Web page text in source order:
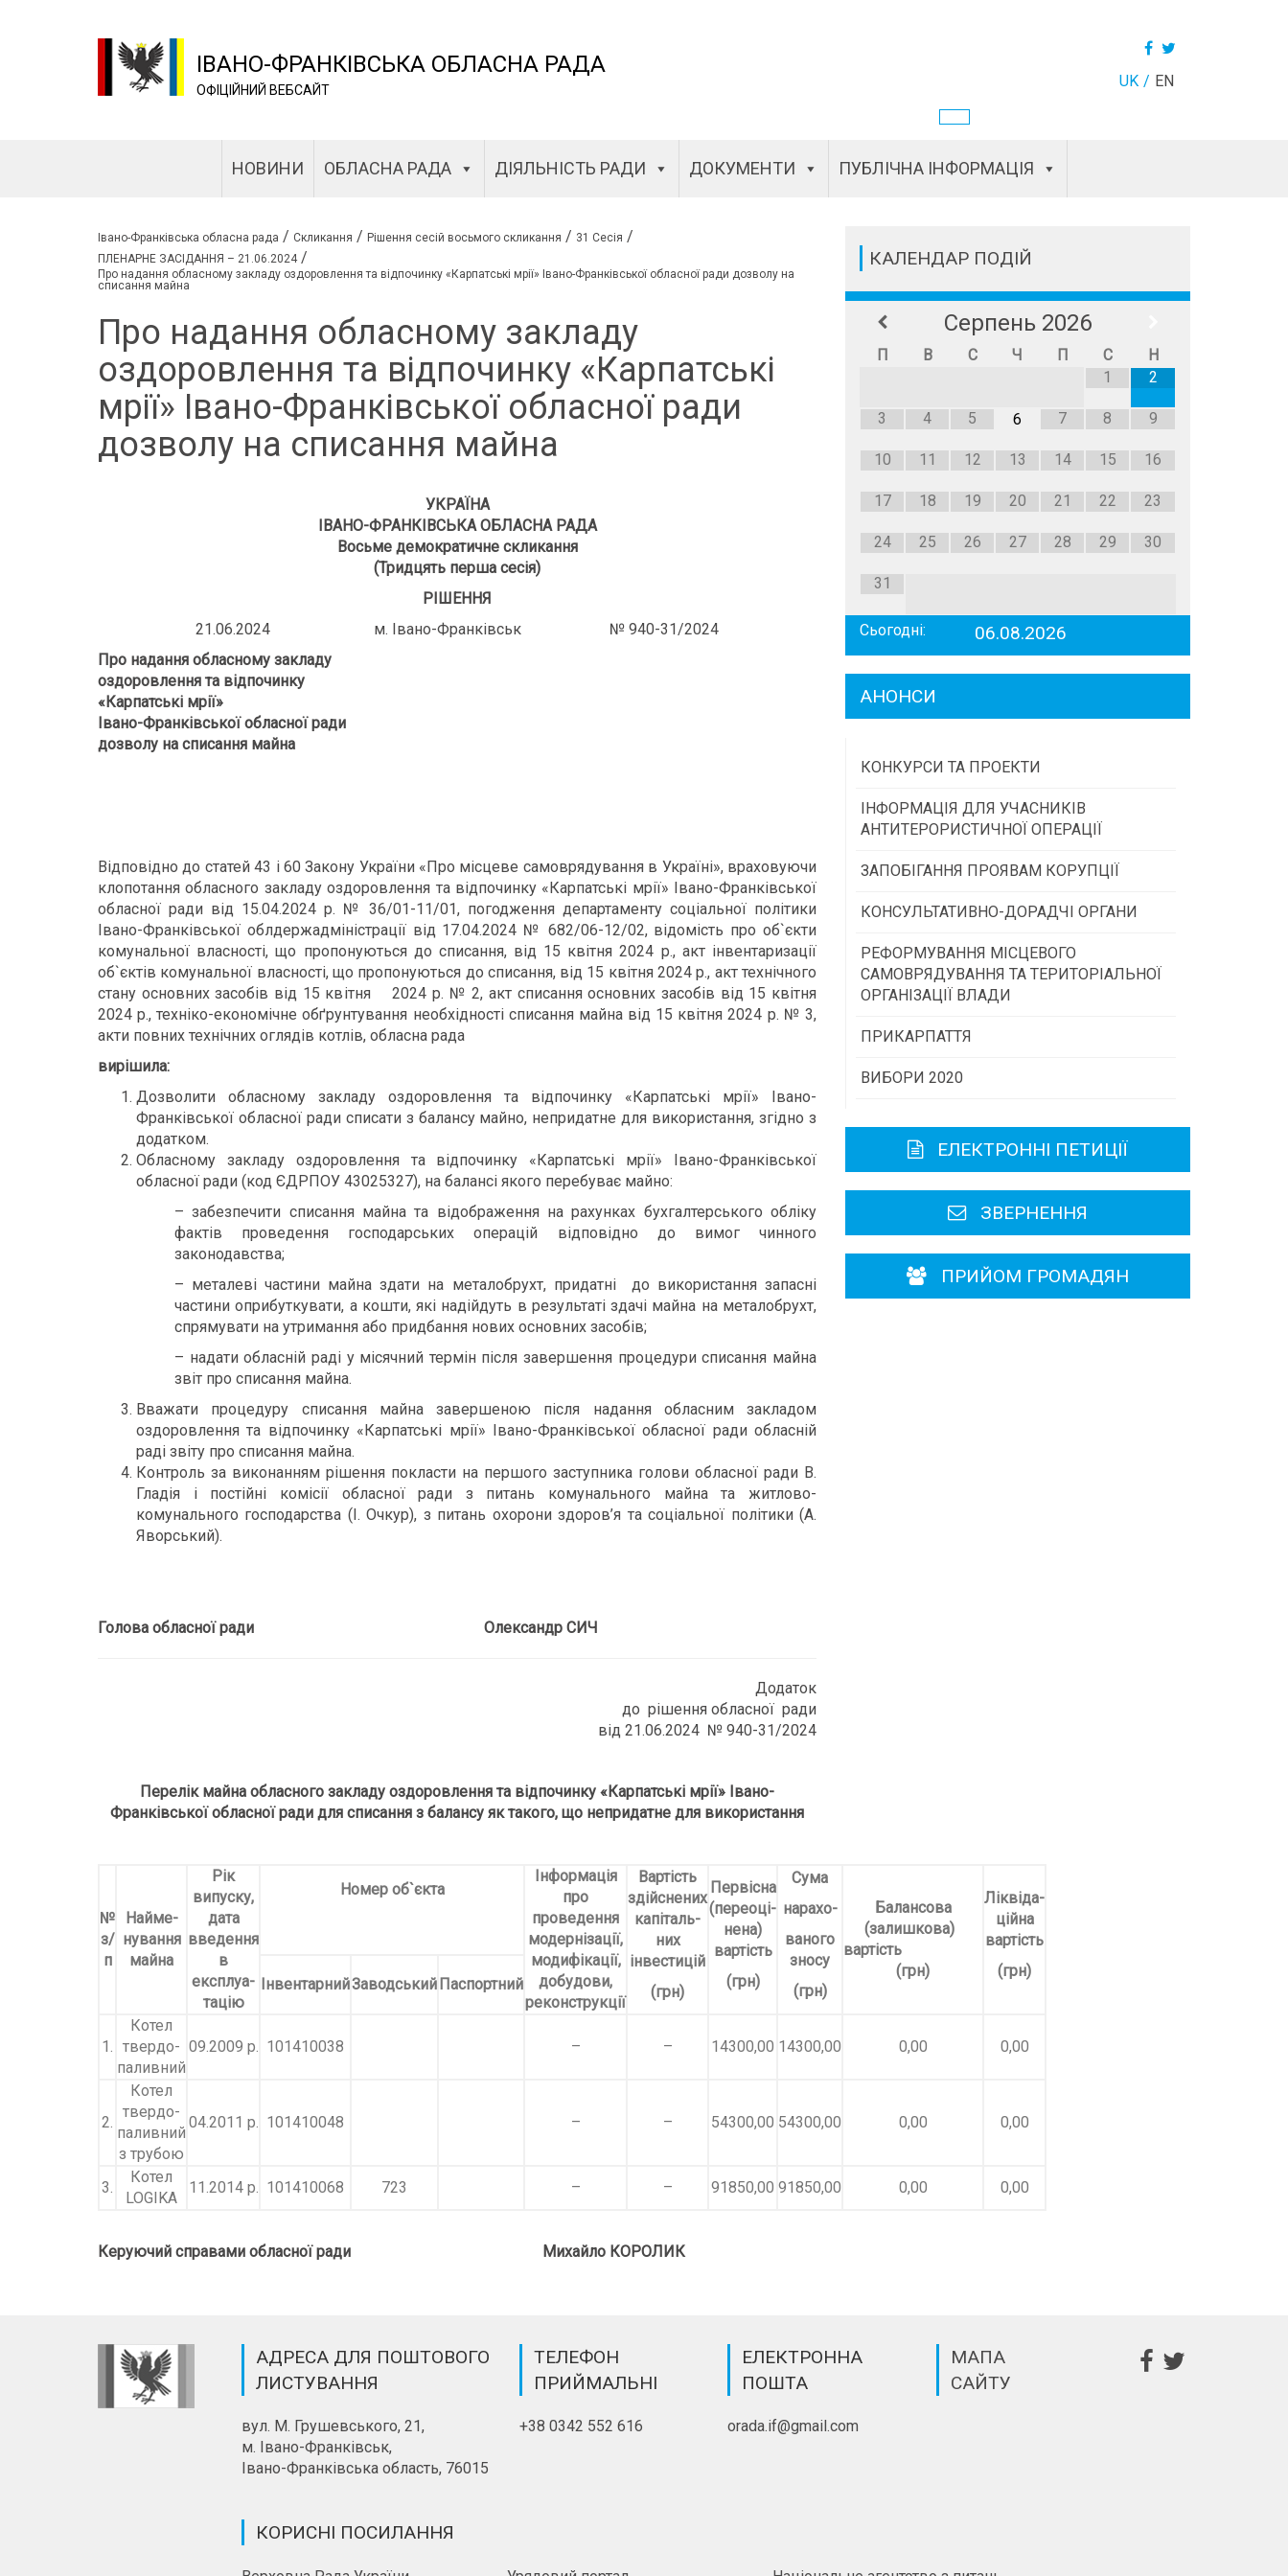
ІВАНО-ФРАНКІВСЬКА ОБЛАСНА РАДА
ОФІЦІЙНИЙ ВЕБСАЙТ UK EN
НОВИНИ ОБЛАСНА РАДА ДІЯЛЬНІСТЬ РАДИ ДОКУМЕНТИ ПУБЛІЧНА ІНФОРМАЦІЯ
Івано-Франківська обласна рада / Скликання / Рішення сесій восьмого скликання / 31 Сесія /
ПЛЕНАРНЕ ЗАСІДАННЯ – 21.06.2024/
Про надання обласному закладу оздоровлення та відпочинку «Карпатські мрії» Івано-Франківської обласної ради дозволу на
списання майна
Про надання обласному закладу
оздоровлення та відпочинку «Карпатські
мрії» Івано-Франківської обласної ради
дозволу на списання майна
УКРАЇНА
ІВАНО-ФРАНКІВСЬКА ОБЛАСНА РАДА
Восьме демократичне скликання
(Тридцять перша сесія)
РІШЕННЯ
21.06.2024 м. Івано-Франківськ № 940-31/2024
Про надання обласному закладу
оздоровлення та відпочинку
«Карпатські мрії»
Івано-Франківської обласної ради
дозволу на списання майна
Відповідно до статей 43 і 60 Закону України «Про місцеве самоврядування в Україні», враховуючи
клопотання обласного закладу оздоровлення та відпочинку «Карпатські мрії» Івано-Франківської
обласної ради від 15.04.2024 р. № 36/01-11/01, погодження департаменту соціальної політики
Івано-Франківської облдержадміністрації від 17.04.2024 № 682/06-12/02, відомість про об`єкти
комунальної власності, що пропонуються до списання, від 15 квітня 2024 р., акт інвентаризації
об`єктів комунальної власності, що пропонуються до списання, від 15 квітня 2024 р., акт технічного
стану основних засобів від 15 квітня 2024 р. № 2, акт списання основних засобів від 15 квітня
2024 р., техніко-економічне обґрунтування необхідності списання майна від 15 квітня 2024 р. № 3,
акти повних технічних оглядів котлів, обласна рада
вирішила:
Дозволити обласному закладу оздоровлення та відпочинку «Карпатські мрії» Івано-
Франківської обласної ради списати з балансу майно, непридатне для використання, згідно з
додатком.
Обласному закладу оздоровлення та відпочинку «Карпатські мрії» Івано-Франківської
обласної ради (код ЄДРПОУ 43025327), на балансі якого перебуває майно:
– забезпечити списання майна та відображення на рахунках бухгалтерського обліку
фактів проведення господарських операцій відповідно до вимог чинного
законодавства;
– металеві частини майна здати на металобрухт, придатні до використання запасні
частини оприбуткувати, а кошти, які надійдуть в результаті здачі майна на металобрухт,
спрямувати на утримання або придбання нових основних засобів;
– надати обласній раді у місячний термін після завершення процедури списання майна
звіт про списання майна.
Вважати процедуру списання майна завершеною після надання обласним закладом
оздоровлення та відпочинку «Карпатські мрії» Івано-Франківської обласної ради обласній
раді звіту про списання майна.
Контроль за виконанням рішення покласти на першого заступника голови обласної ради В.
Гладія і постійні комісії обласної ради з питань комунального майна та житлово-
комунального господарства (І. Очкур), з питань охорони здоров’я та соціальної політики (А.
Яворський).
Голова обласної ради Олександр СИЧ
Додаток
до рішення обласної ради
від 21.06.2024 № 940-31/2024
Перелік майна обласного закладу оздоровлення та відпочинку «Карпатські мрії» Івано-
Франківськоїобласної ради для списання з балансу як такого, що непридатне для використання
№
з/
п
Найме-
нування
майна
Рік
випуску,
дата
введення
в
експлуа-
тацію
Номер об`єкта
Інформація
про
проведення
модернізації,
модифікації,
добудови,
реконструкції
Вартість
здійснених
капіталь-
них
інвестицій
(грн)
Первісна
(переоці-
нена)
вартість
(грн)
Сума
нарахо-
ваного
зносу
(грн)
Балансова
(залишкова)
вартість
(грн)
Ліквіда-
ційна
вартість
(грн)
ІнвентарнийЗаводський Паспортний
1.
Котел
твердо-
паливний
09.2009 р. 101410038 – – 14300,00 14300,00 0,00 0,00
2.
Котел
твердо-
паливний
з трубою
04.2011 р. 101410048 – – 54300,00 54300,00 0,00 0,00
3.
Котел
LOGIKA
11.2014 р. 101410068 723 – – 91850,00 91850,00 0,00 0,00
Керуючий справами обласної ради Михайло КОРОЛИК
КАЛЕНДАР ПОДІЙ
Серпень 2026
П В С Ч П С
Н
1
2
3 4 5 6 7 8 9
10 11 12 13 14 15 16
17 18 19 20 21 22 23
24 25 26 27 28 29 30
31
Сьогодні: 06.08.2026
АНОНСИ
КОНКУРСИ ТА ПРОЕКТИ
Конкурс проектів та програм місцевого
самоврядування
суспільства
Програми/конкурси МТД
ІНФОРМАЦІЯ ДЛЯ УЧАСНИКІВ
АНТИТЕРОРИСТИЧНОЇ ОПЕРАЦІЇ
ЗАПОБІГАННЯ ПРОЯВАМ КОРУПЦІЇ
КОНСУЛЬТАТИВНО-ДОРАДЧІ ОРГАНИ
Консультативна рада
РЕФОРМУВАННЯ МІСЦЕВОГО
САМОВРЯДУВАННЯ ТА ТЕРИТОРІАЛЬНОЇ
ОРГАНІЗАЦІЇ ВЛАДИ
ПРИКАРПАТТЯ
Історична довідка
Карта області
Районні, міські ради
ВИБОРИ 2020
ЕЛЕКТРОННІ ПЕТИЦІЇ
ЗВЕРНЕННЯ
ПРИЙОМ ГРОМАДЯН
АДРЕСА ДЛЯ ПОШТОВОГО
ЛИСТУВАННЯ
вул. М. Грушевського, 21,
м. Івано-Франківськ,
Івано-Франківська область, 76015
ТЕЛЕФОН
ПРИЙМАЛЬНІ
+38 0342 552 616
ЕЛЕКТРОННА
ПОШТА
orada.if@gmail.com
МАПА
САЙТУ
КОРИСНІ ПОСИЛАННЯ